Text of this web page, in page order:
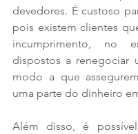
devedores. É custoso
pois existem clientes
incumprimento, no
dispostos a renegociar
modo a que
uma parte do dinheiro
Além disso, é